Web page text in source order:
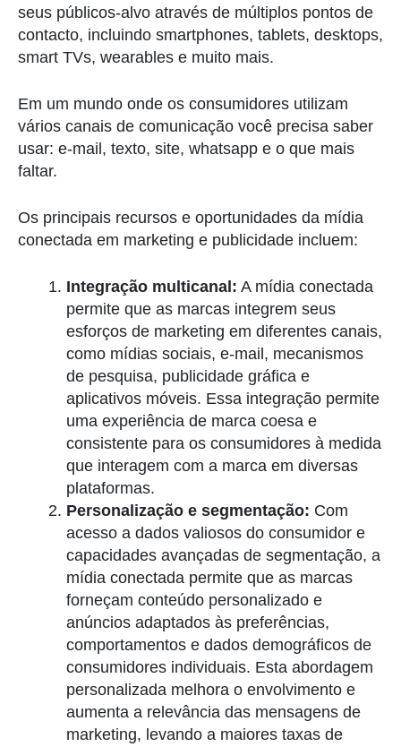
seus públicos-alvo através de múltiplos pontos de
contacto, incluindo smartphones, tablets, desktops,
smart TVs, wearables e muito mais.
Em um mundo onde os consumidores utilizam
vários canais de comunicação você precisa saber
usar: e-mail, texto, site, whatsapp e o que mais
faltar.
Os principais recursos e oportunidades da mídia
conectada em marketing e publicidade incluem:
Integração multicanal: A mídia conectada
permite que as marcas integrem seus
esforços de marketing em diferentes canais,
como mídias sociais, e-mail, mecanismos
de pesquisa, publicidade gráfica e
aplicativos móveis. Essa integração permite
uma experiência de marca coesa e
consistente para os consumidores à medida
que interagem com a marca em diversas
plataformas.
Personalização e segmentação: Com
acesso a dados valiosos do consumidor e
capacidades avançadas de segmentação, a
mídia conectada permite que as marcas
forneçam conteúdo personalizado e
anúncios adaptados às preferências,
comportamentos e dados demográficos de
consumidores individuais. Esta abordagem
personalizada melhora o envolvimento e
aumenta a relevância das mensagens de
marketing, levando a maiores taxas de